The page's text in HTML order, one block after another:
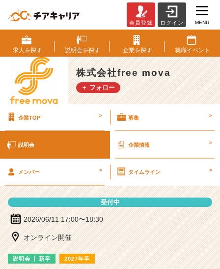
式
会
社
f
r
e
v
説
ベ
ャ
ー・
会員登録 ログイン MENU
求人を探す 説明会を探す 企業を探す 就職イベント
株式会社free mova
＋ フォロー
企業TOP > 募集 >
説明会 企業情報 >
メンバー > タイムライン >
受付中
2026/06/11 17:00〜18:30
オンライン開催
説明会 新卒 2027年卒